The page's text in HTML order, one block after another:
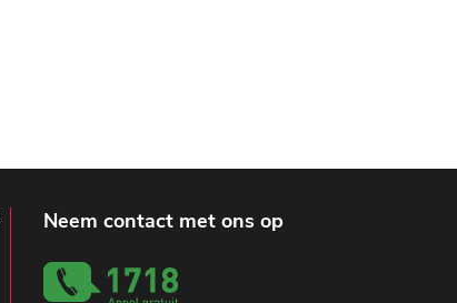
Neem contact met ons op